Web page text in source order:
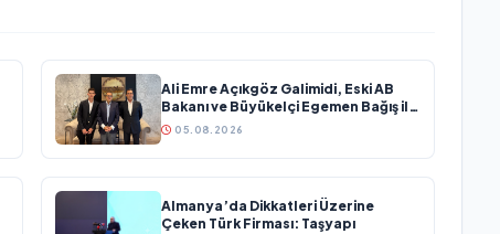
Ali Emre Açıkgöz Galimidi, Eski AB
Bakanı ve Büyükelçi Egemen Bağış ile
Bir Araya Geldi
05.08.2026
Almanya’da Dikkatleri Üzerine
Çeken Türk Firması: Taşyapı